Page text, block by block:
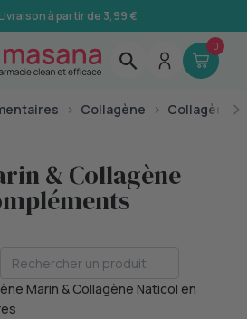
Livraison à partir de 3,99 €
0
› Collagène › Collagène
& Collagène
Marin & Collagène Naticol en